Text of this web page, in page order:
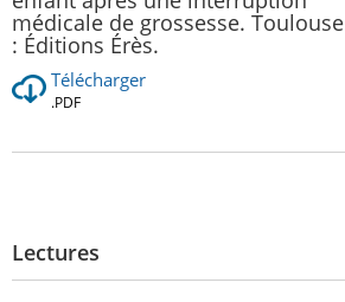
médicale de grossesse. Toulouse
: Éditions Érès.
Télécharger
.PDF
Lectures